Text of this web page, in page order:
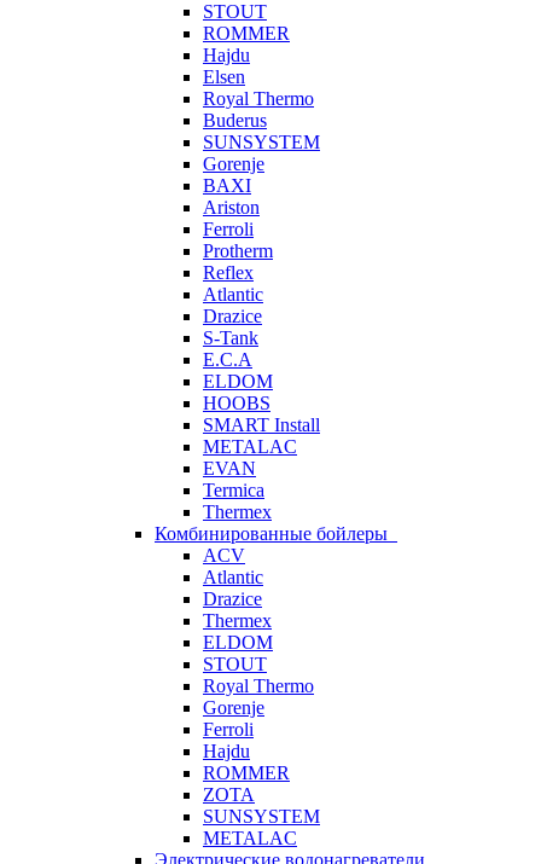
STOUT
ROMMER
Hajdu
Elsen
Royal Thermo
Buderus
SUNSYSTEM
Gorenje
BAXI
Ariston
Ferroli
Protherm
Reflex
Atlantic
Drazice
S-Tank
E.C.A
ELDOM
HOOBS
SMART Install
METALAC
EVAN
Termica
Thermex
Комбинированные бойлеры
ACV
Atlantic
Drazice
Thermex
ELDOM
STOUT
Royal Thermo
Gorenje
Ferroli
Hajdu
ROMMER
ZOTA
SUNSYSTEM
METALAC
Электрические водонагреватели